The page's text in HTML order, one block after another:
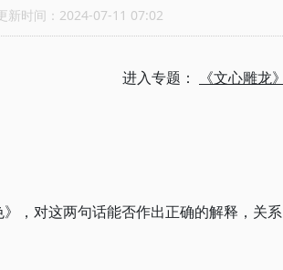
新时间：2024-07-11 07:02
进入专题： 《文心雕龙》
，对这两句话能否作出正确的解释，关系